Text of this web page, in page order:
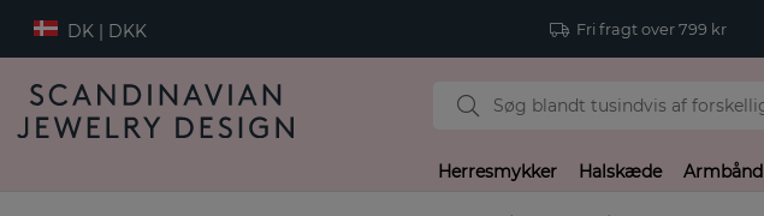
DK | DKK Fri fragt over 799 kr
Herresmykker Halskæde Armbånd